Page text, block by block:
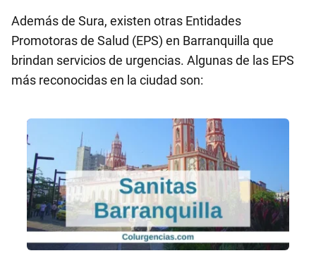
Además de Sura, existen otras Entidades
Promotoras de Salud (EPS) en Barranquilla que
brindan servicios de urgencias. Algunas de las EPS
más reconocidas en la ciudad son: